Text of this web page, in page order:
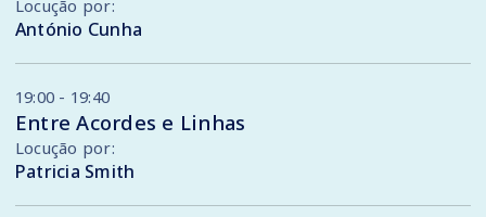
Locução por:
António Cunha
19:00 - 19:40
Entre Acordes e Linhas
Locução por:
Patricia Smith